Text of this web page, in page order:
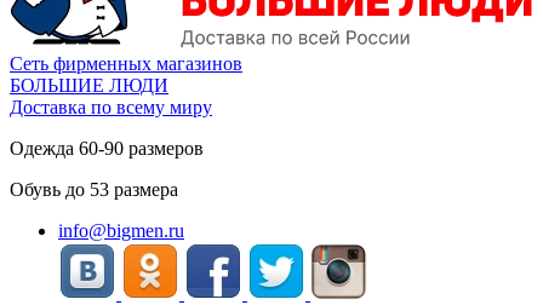
Сеть фирменных магазинов
БОЛЬШИЕ ЛЮДИ
Доставка по всему миру
Одежда 60-90 размеров
Обувь до 53 размера
info@bigmen.ru